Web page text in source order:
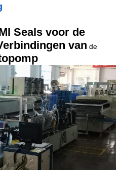
Seals voor de
van de